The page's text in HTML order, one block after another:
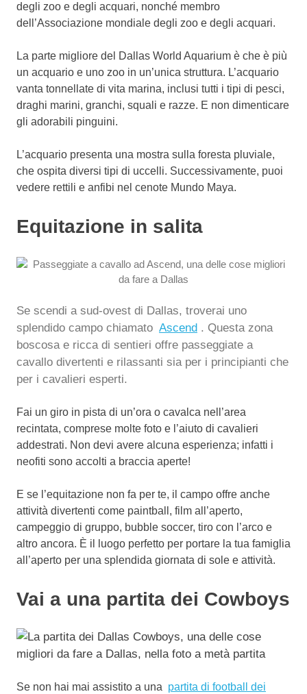
degli zoo e degli acquari, nonché membro
dell’Associazione mondiale degli zoo e degli acquari.
La parte migliore del Dallas World Aquarium è che è più
un acquario e uno zoo in un’unica struttura. L’acquario
vanta tonnellate di vita marina, inclusi tutti i tipi di pesci,
draghi marini, granchi, squali e razze. E non dimenticare
gli adorabili pinguini.
L’acquario presenta una mostra sulla foresta pluviale,
che ospita diversi tipi di uccelli. Successivamente, puoi
vedere rettili e anfibi nel cenote Mundo Maya.
Equitazione in salita
Se scendi a sud-ovest di Dallas, troverai uno
splendido campo chiamato Ascend . Questa zona
boscosa e ricca di sentieri offre passeggiate a
cavallo divertenti e rilassanti sia per i principianti che
per i cavalieri esperti.
Fai un giro in pista di un’ora o cavalca nell’area
recintata, comprese molte foto e l’aiuto di cavalieri
addestrati. Non devi avere alcuna esperienza; infatti i
neofiti sono accolti a braccia aperte!
E se l’equitazione non fa per te, il campo offre anche
attività divertenti come paintball, film all’aperto,
campeggio di gruppo, bubble soccer, tiro con l’arco e
altro ancora. È il luogo perfetto per portare la tua famiglia
all’aperto per una splendida giornata di sole e attività.
Vai a una partita dei Cowboys
Se non hai mai assistito a una partita di football dei